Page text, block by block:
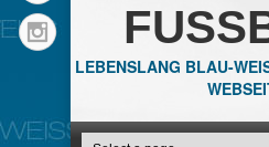
LEBENSLANG BLAU-